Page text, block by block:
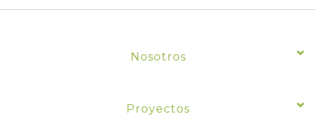
Nosotros
Proyectos